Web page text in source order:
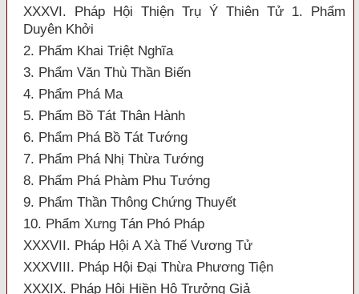
XXXVI. Pháp Hội Thiện Trụ Ý Thiên Tử 1. Phẩm
Duyên Khởi
2. Phẩm Khai Triệt Nghĩa
3. Phẩm Văn Thù Thần Biến
4. Phẩm Phá Ma
5. Phẩm Bồ Tát Thân Hành
6. Phẩm Phá Bồ Tát Tướng
7. Phẩm Phá Nhị Thừa Tướng
8. Phẩm Phá Phàm Phu Tướng
9. Phẩm Thần Thông Chứng Thuyết
10. Phẩm Xưng Tán Phó Pháp
XXXVII. Pháp Hội A Xà Thế Vương Tử
XXXVIII. Pháp Hội Đại Thừa Phương Tiện
XXXIX. Pháp Hội Hiền Hộ Trưởng Giả